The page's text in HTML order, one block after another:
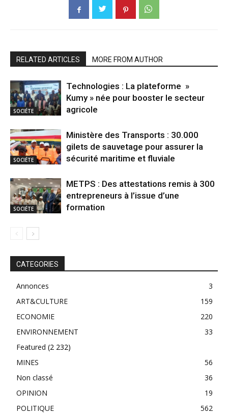
RELATED ARTICLES MORE FROM AUTHOR
SOCIÉTE
Technologies : La plateforme »
Kumy » née pour booster le secteur
agricole
SOCIÉTE
Ministère des Transports : 30.000
gilets de sauvetage pour assurer la
sécurité maritime et fluviale
SOCIÉTE
METPS : Des attestations remis à 300
entrepreneurs à l’issue d’une
formation
CATEGORIES
Annonces
3
ART&CULTURE
159
ECONOMIE
220
ENVIRONNEMENT
33
Featured (2 232)
MINES
56
Non classé
36
OPINION
19
POLITIQUE
562